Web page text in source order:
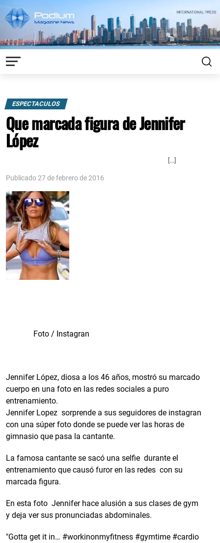
ESPECTACULOS
Que marcada figura de Jennifer
López
[…]
Publicado 27 de febrero de 2016
Foto / Instagran
Jennifer López, diosa a los 46 años, mostró su marcado
cuerpo en una foto en las redes sociales a puro
entrenamiento.
Jennifer Lopez sorprende a sus seguidores de instagran
con una súper foto donde se puede ver las horas de
gimnasio que pasa la cantante.
La famosa cantante se sacó una selfie durante el
entrenamiento que causó furor en las redes con su
marcada figura.
En esta foto Jennifer hace alusión a sus clases de gym
y deja ver sus pronunciadas abdominales.
"Gotta get it in… #workinonmyfitness #gymtime #cardio